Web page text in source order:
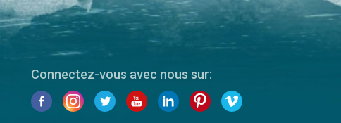
Connectez-vous avec nous sur: